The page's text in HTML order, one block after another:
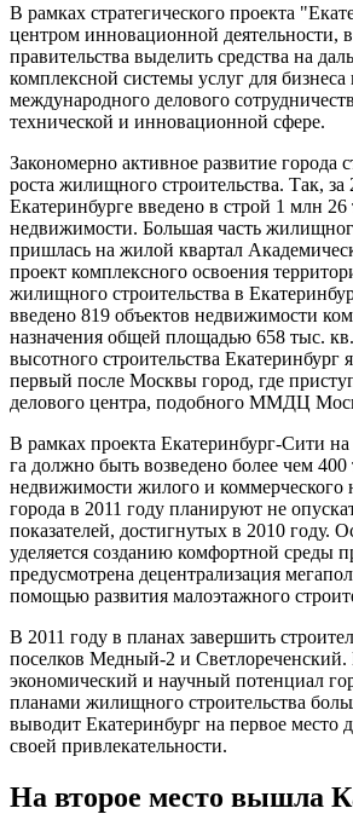
В рамках стратегического проекта
центром инновационной деятельности,
правительства выделить средства на
комплексной системы услуг для бизнеса
международного делового
технической и инновационной сфере.
Закономерно активное развитие города
роста жилищного строительства. Так, за
Екатеринбурге введено в строй 1 млн
недвижимости. Большая часть
пришлась на жилой квартал
проект комплексного освоения
жилищного строительства в
введено 819 объектов недвижимости
назначения общей площадью 658 тыс.
высотного строительства Екатеринбург
первый после Москвы город, где
делового центра, подобного ММДЦ
В рамках проекта Екатеринбург-Сити
га должно быть возведено более чем
недвижимости жилого и коммерческого
города в 2011 году планируют не
показателей, достигнутых в 2010 году.
уделяется созданию комфортной среды
предусмотрена децентрализация
помощью развития малоэтажного
В 2011 году в планах завершить
поселков Медный-2 и
экономический и научный потенциал
планами жилищного строительства
выводит Екатеринбург на первое место
своей привлекательности.
На второе место вышла